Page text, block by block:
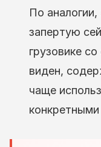
По
запертую
грузовике
виден,
чаще